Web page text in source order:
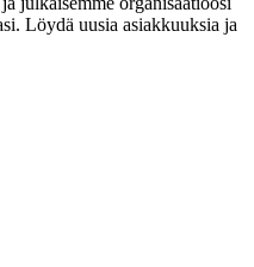
Löydä uusia asiakkuuksia ja